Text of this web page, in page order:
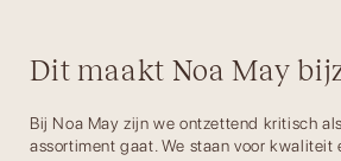
Dit maakt Noa May
Bij Noa May zijn we ontzettend kritisch
assortiment gaat. We staan voor kwaliteit